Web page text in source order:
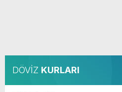
DÖVİZ KURLARI